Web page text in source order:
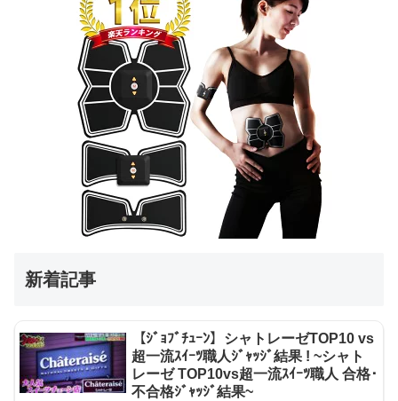
新着記事
【ｼﾞｮﾌﾞﾁｭｰﾝ】シャトレーゼTOP10 vs
超一流ｽｲｰﾂ職人ｼﾞｬｯｼﾞ結果 ! ~シャト
レーゼ TOP10vs超一流ｽｲｰﾂ職人 合格･
不合格ｼﾞｬｯｼﾞ結果~